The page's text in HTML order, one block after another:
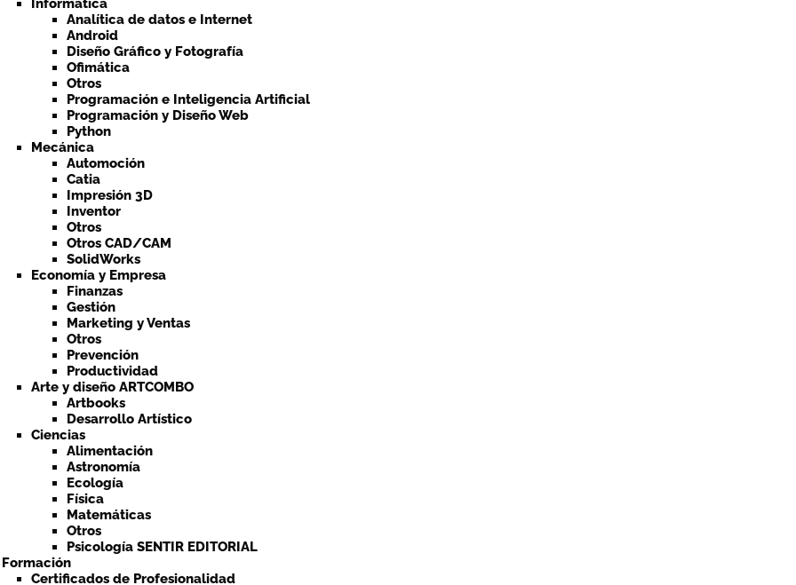
Informática
Analítica de datos e Internet
Android
Diseño Gráfico y Fotografía
Ofimática
Otros
Programación e Inteligencia Artificial
Programación y Diseño Web
Python
Mecánica
Automoción
Catia
Impresión 3D
Inventor
Otros
Otros CAD/CAM
SolidWorks
Economía y Empresa
Finanzas
Gestión
Marketing y Ventas
Otros
Prevención
Productividad
Arte y diseño ARTCOMBO
Artbooks
Desarrollo Artístico
Ciencias
Alimentación
Astronomía
Ecología
Física
Matemáticas
Otros
Psicología SENTIR EDITORIAL
Certificados de Profesionalidad